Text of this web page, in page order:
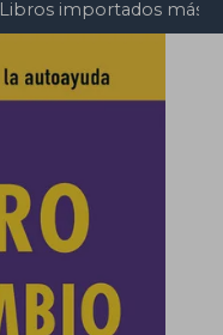
Libros importados más